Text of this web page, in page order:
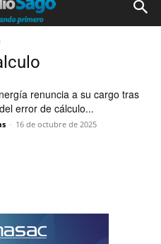
renuncia a su cargo tras
error de cálculo...
- 16 de octubre de 2025